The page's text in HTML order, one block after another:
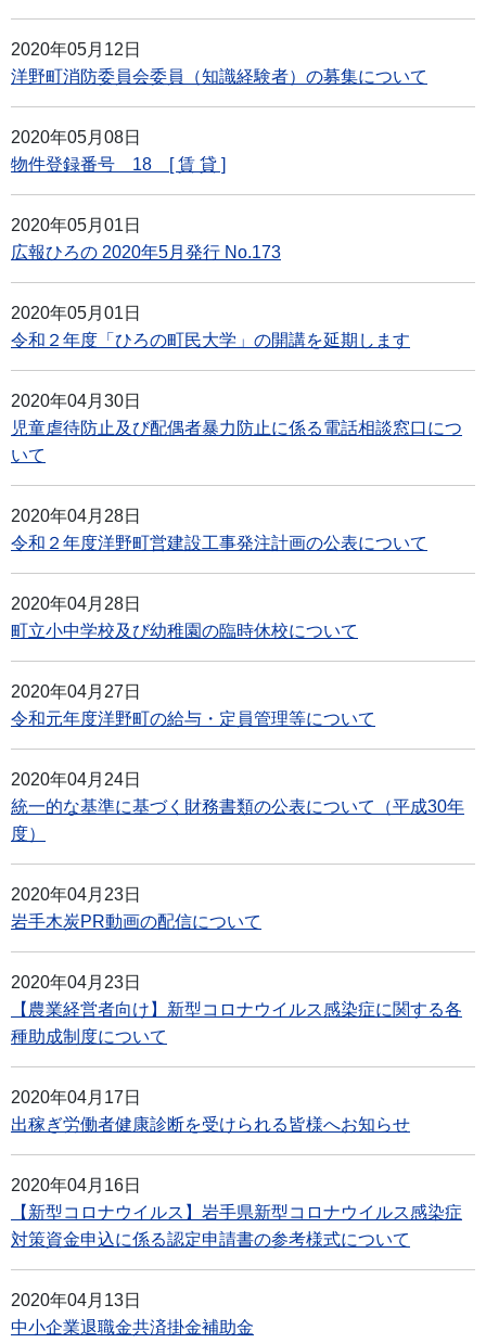
2020年05月12日
洋野町消防委員会委員（知識経験者）の募集について
2020年05月08日
物件登録番号 18 [ 賃 貸 ]
2020年05月01日
広報ひろの 2020年5月発行 No.173
2020年05月01日
令和２年度「ひろの町民大学」の開講を延期します
2020年04月30日
児童虐待防止及び配偶者暴力防止に係る電話相談窓口につ
いて
2020年04月28日
令和２年度洋野町営建設工事発注計画の公表について
2020年04月28日
町立小中学校及び幼稚園の臨時休校について
2020年04月27日
令和元年度洋野町の給与・定員管理等について
2020年04月24日
統一的な基準に基づく財務書類の公表について（平成30年
度）
2020年04月23日
岩手木炭PR動画の配信について
2020年04月23日
【農業経営者向け】新型コロナウイルス感染症に関する各
種助成制度について
2020年04月17日
出稼ぎ労働者健康診断を受けられる皆様へお知らせ
2020年04月16日
【新型コロナウイルス】岩手県新型コロナウイルス感染症
対策資金申込に係る認定申請書の参考様式について
2020年04月13日
中小企業退職金共済掛金補助金